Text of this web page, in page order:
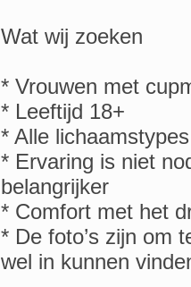
Wat wij zoeken
* Vrouwen met
* Leeftijd 18+
* Alle
* Ervaring is niet
belangrijker
* Comfort met het
* De foto’s zijn om
wel in kunnen